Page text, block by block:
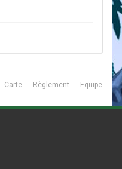
Carte Règlement Équipe